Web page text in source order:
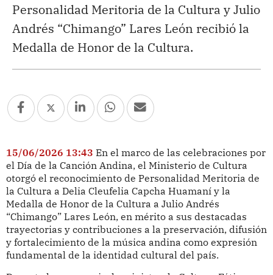
Personalidad Meritoria de la Cultura y Julio
Andrés “Chimango” Lares León recibió la
Medalla de Honor de la Cultura.
15/06/2026 13:43 En el marco de las celebraciones por
el Día de la Canción Andina, el Ministerio de Cultura
otorgó el reconocimiento de Personalidad Meritoria de
la Cultura a Delia Cleufelia Capcha Huamaní y la
Medalla de Honor de la Cultura a Julio Andrés
“Chimango” Lares León, en mérito a sus destacadas
trayectorias y contribuciones a la preservación, difusión
y fortalecimiento de la música andina como expresión
fundamental de la identidad cultural del país.